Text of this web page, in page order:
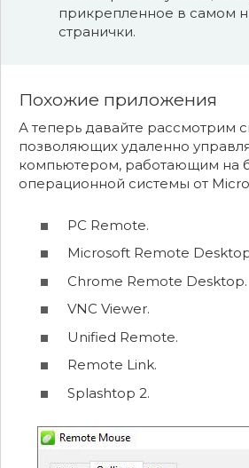
прикрепленное в самом
странички.
Похожие приложения
А теперь давайте рассмотрим
позволяющих удаленно
компьютером, работающим на
операционной системы от
PC Remote.
Microsoft Remote
Chrome Remote Desktop.
VNC Viewer.
Unified Remote.
Remote Link.
Splashtop 2.